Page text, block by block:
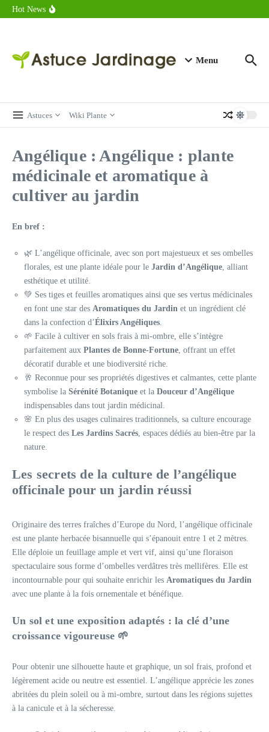
Aller au contenu
Hot News
Combien de calories dans un croque monsieur en 2025 ?
Menu
Astuces Wiki Plante
Angélique : Angélique : plante
médicinale et aromatique à
cultiver au jardin
En bref :
🌿 L’angélique officinale, avec son port majestueux et ses ombelles
florales, est une plante idéale pour le Jardin d’Angélique, alliant
esthétique et utilité.
💚 Ses tiges et feuilles aromatiques ainsi que ses vertus médicinales
en font une star des Aromatiques du Jardin et un ingrédient clé
dans la confection d’Élixirs Angéliques.
🌱 Facile à cultiver en sols frais à mi-ombre, elle s’intègre
parfaitement aux Plantes de Bonne-Fortune, offrant un effet
décoratif durable et une biodiversité riche.
🥂 Reconnue pour ses propriétés digestives et calmantes, cette plante
symbolise la Sérénité Botanique et la Douceur d’Angélique
indispensables dans tout jardin médicinal.
🌸 En plus des usages culinaires traditionnels, sa culture encourage
le respect des Les Jardins Sacrés, espaces dédiés au bien-être par la
nature.
Les secrets de la culture de l’angélique
officinale pour un jardin réussi
Originaire des terres fraîches d’Europe du Nord, l’angélique officinale
est une plante herbacée bisannuelle qui s’épanouit entre 1 et 2 mètres.
Elle déploie un feuillage ample et vert vif, ainsi qu’une floraison
spectaculaire sous forme d’ombelles verdâtres très mellifères. Elle est
incontournable pour qui souhaite enrichir les Aromatiques du Jardin
avec une plante à la fois ornementale et bénéfique.
Un sol et une exposition adaptés : la clé d’une
croissance vigoureuse 🌱
Pour obtenir une silhouette haute et graphique, un sol frais, profond et
légèrement acide ou neutre est essentiel. L’angélique apprécie les zones
abritées du plein soleil ou à mi-ombre, surtout dans les régions sujettes
à la canicule et à la sécheresse.